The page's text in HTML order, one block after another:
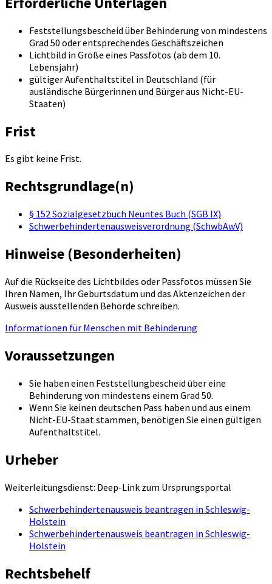
Feststellungsbescheid über Behinderung von mindestens
Grad 50 oder entsprechendes Geschäftszeichen
Lichtbild in Größe eines Passfotos (ab dem 10.
Lebensjahr)
gültiger Aufenthaltstitel in Deutschland (für
ausländische Bürgerinnen und Bürger aus Nicht-EU-
Staaten)
Frist
Es gibt keine Frist.
Rechtsgrundlage(n)
§ 152 Sozialgesetzbuch Neuntes Buch (SGB IX)
Schwerbehindertenausweisverordnung (SchwbAwV)
Hinweise (Besonderheiten)
Auf die Rückseite des Lichtbildes oder Passfotos müssen Sie
Ihren Namen, Ihr Geburtsdatum und das Aktenzeichen der
Ausweis ausstellenden Behörde schreiben.
Informationen für Menschen mit Behinderung
Voraussetzungen
Sie haben einen Feststellungbescheid über eine
Behinderung von mindestens einem Grad 50.
Wenn Sie keinen deutschen Pass haben und aus einem
Nicht-EU-Staat stammen, benötigen Sie einen gültigen
Aufenthaltstitel.
Urheber
Weiterleitungsdienst: Deep-Link zum Ursprungsportal
Schwerbehindertenausweis beantragen in Schleswig-
Holstein
Schwerbehindertenausweis beantragen in Schleswig-
Holstein
Rechtsbehelf